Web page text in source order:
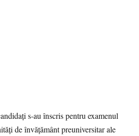
s-au înscris pentru examenul
de învățământ preuniversitar ale